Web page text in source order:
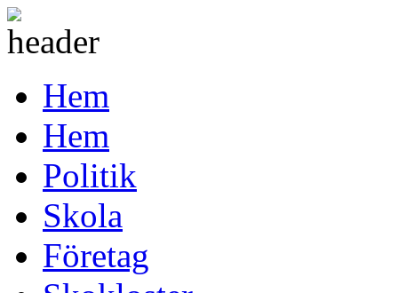
Hem
Hem
Politik
Skola
Företag